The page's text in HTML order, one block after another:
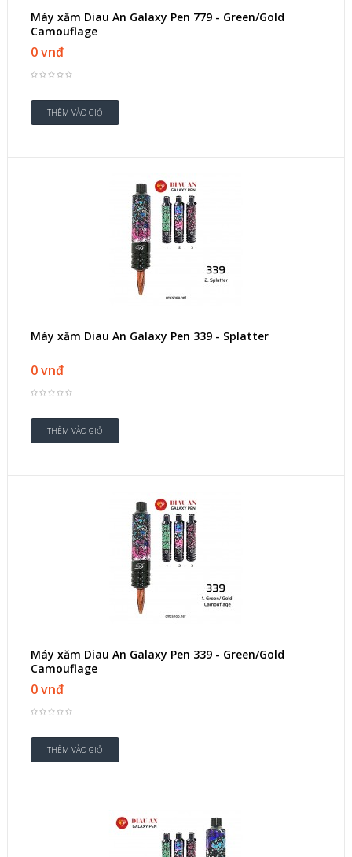
Máy xăm Diau An Galaxy Pen 779 - Green/Gold
Camouflage
0 vnđ
Máy xăm Diau An Galaxy Pen 339 - Splatter
0 vnđ
Máy xăm Diau An Galaxy Pen 339 - Green/Gold
Camouflage
0 vnđ